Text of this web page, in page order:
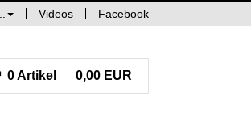
Videos Facebook
0 Artikel 0,00 EUR